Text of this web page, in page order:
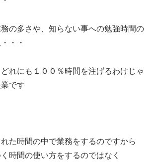
の多さや、知らない事への勉強時間の
・・
れにも１００％時間を注げるわけじゃ
です
た時間の中で業務をするのですから
時間の使い方をするのではなく